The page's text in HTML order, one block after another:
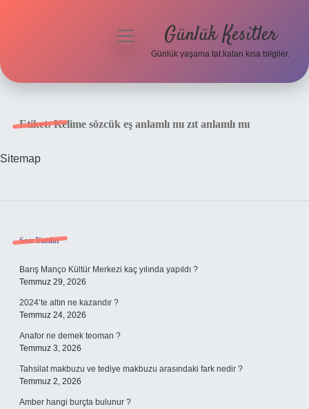
menüyü
Günlük Kesitler
Günlük yaşama tat katan kısa bilgiler.
Etiket:Kelime sözcük eş anlamlı mı zıt anlamlı mı
Sitemap
Sidebar
Son Yazılar
Barış Manço Kültür Merkezi kaç yılında yapıldı ?
Temmuz 29, 2026
2024’te altın ne kazandır ?
Temmuz 24, 2026
Anafor ne demek teoman ?
Temmuz 3, 2026
Tahsilat makbuzu ve tediye makbuzu arasındaki fark nedir ?
Temmuz 2, 2026
Amber hangi burçta bulunur ?